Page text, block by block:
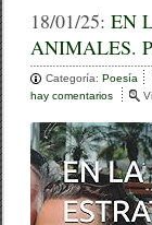
c
e
b
o
o
k
tt
er
18/01/25:EN
ANIMALES.
Categoría:Poesía
hay comentarios
E
N
L
A
E
S